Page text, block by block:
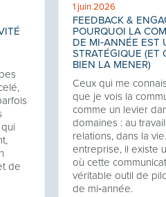
de
1 juin 2026
FEEDBACK &
POURQUOI LA
DE MI‑ANNÉE EST
STRATÉGIQUE (ET
BIEN LA MENER)
Ceux qui me
que je vois la
comme un levier
domaines : au
relations, dans la
entreprise, il existe
où cette
véritable outil de
de mi‑année.